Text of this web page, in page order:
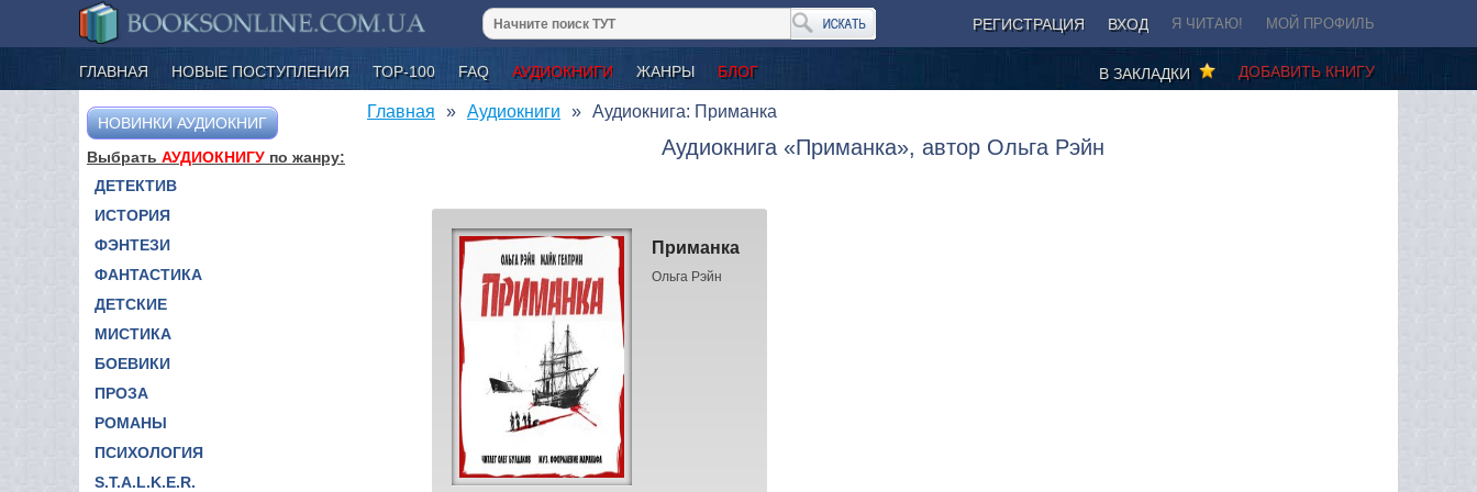
РЕГИСТРАЦИЯ ВХОД Я ЧИТАЮ! МОЙ ПРОФИЛЬ
ГЛАВНАЯ НОВЫЕ ПОСТУПЛЕНИЯ ТОР-100 FAQ АУДИОКНИГИ ЖАНРЫ БЛОГ ДОБАВИТЬ КНИГУ
В ЗАКЛАДКИ
НОВИНКИ АУДИОКНИГ
Выбрать АУДИОКНИГУ по жанру:
ДЕТЕКТИВ
ИСТОРИЯ
ФЭНТЕЗИ
ФАНТАСТИКА
ДЕТСКИЕ
МИСТИКА
БОЕВИКИ
ПРОЗА
РОМАНЫ
ПСИХОЛОГИЯ
S.T.A.L.K.E.R.
Главная Аудиокниги Аудиокнига: Приманка
Аудиокнига «Приманка», автор Ольга Рэйн
Приманка
Ольга Рэйн